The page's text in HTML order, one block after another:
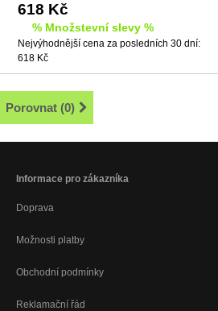
618 Kč
% Množstevní slevy %
Nejvýhodnější cena za posledních 30 dní:
618 Kč
Porovnat (0)
Informace pro zákazníka
Doprava
Možnosti platby
Obchodní podmínky
Reklamační řád